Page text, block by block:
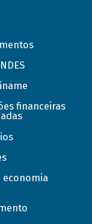
financeiras
economia